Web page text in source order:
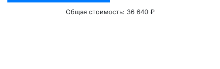
Общая стоимость: 36 640 ₽